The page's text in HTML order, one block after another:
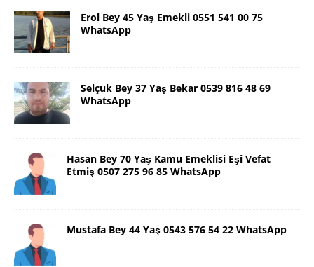
Erol Bey 45 Yaş Emekli 0551 541 00 75
WhatsApp
Selçuk Bey 37 Yaş Bekar 0539 816 48 69
WhatsApp
Hasan Bey 70 Yaş Kamu Emeklisi Eşi Vefat
Etmiş 0507 275 96 85 WhatsApp
Mustafa Bey 44 Yaş 0543 576 54 22 WhatsApp